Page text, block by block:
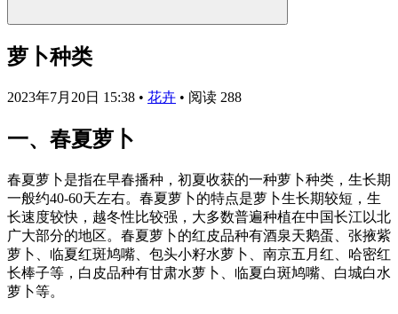
萝卜种类
2023年7月20日 15:38 • 花卉 • 阅读 288
一、春夏萝卜
春夏萝卜是指在早春播种，初夏收获的一种萝卜种类，生长期
一般约40-60天左右。春夏萝卜的特点是萝卜生长期较短，生
长速度较快，越冬性比较强，大多数普遍种植在中国长江以北
广大部分的地区。春夏萝卜的红皮品种有酒泉天鹅蛋、张掖紫
萝卜、临夏红斑鸠嘴、包头小籽水萝卜、南京五月红、哈密红
长棒子等，白皮品种有甘肃水萝卜、临夏白斑鸠嘴、白城白水
萝卜等。